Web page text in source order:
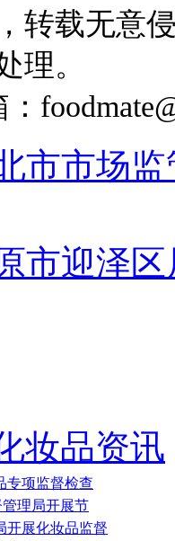
转载无意
理。
市市场
市迎泽
妆品资讯
专项监督检查
管理局开展节
开展化妆品监督